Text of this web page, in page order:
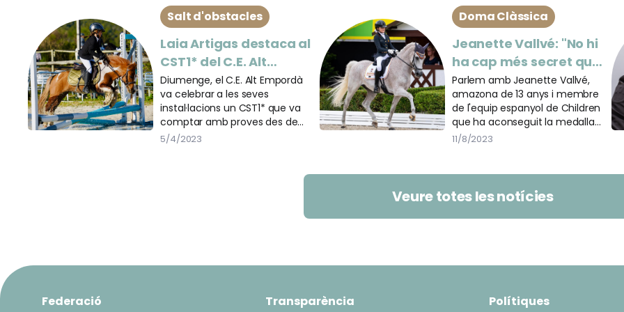
Salt d'obstacles
Laia Artigas destaca al
CST1* del C.E. Alt
Empordà
Diumenge, el C.E. Alt Empordà
va celebrar a les seves
instal·lacions un CST1* que va
comptar amb proves des de
0,20m fins a 1,20m.
5/4/2023
Doma Clàssica
Jeanette Vallvé: "No hi
ha cap més secret que
continuar treballant
amb il·lusió"
Parlem amb Jeanette Vallvé,
amazona de 13 anys i membre
de l'equip espanyol de Children
que ha aconseguit la medalla
de bronze al Campionat
11/8/2023
Veure totes les notícies
Federació Transparència Polítiques